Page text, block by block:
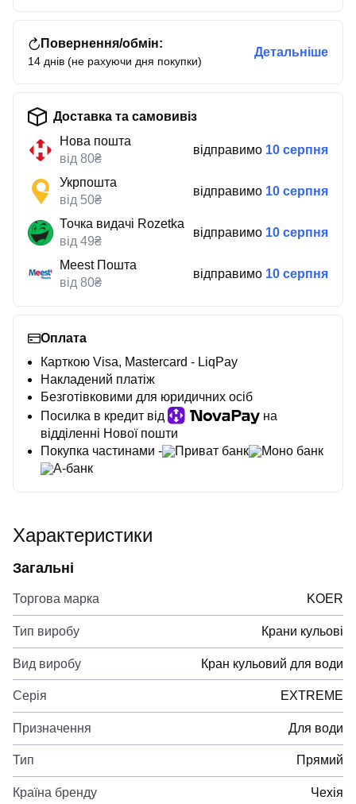
Повернення/обмін:
14 днів (не рахуючи дня покупки)
Детальніше
Доставка та самовивіз
Нова пошта
від 80₴
відправимо 10 серпня
Укрпошта
від 50₴
відправимо 10 серпня
Точка видачі Rozetka
від 49₴
відправимо 10 серпня
Meest Пошта
від 80₴
відправимо 10 серпня
Оплата
Карткою Visa, Mastercard - LiqPay
Накладений платіж
Безготівковими для юридичних осіб
Посилка в кредит від
на
відділенні Нової пошти
Покупка частинами -
Приват банк
Моно банк
А-банк
Характеристики
Загальні
Торгова марка KOER
Тип виробу Крани кульові
Вид виробу Кран кульовий для води
Серія EXTREME
Призначення Для води
Тип Прямий
Країна бренду Чехія